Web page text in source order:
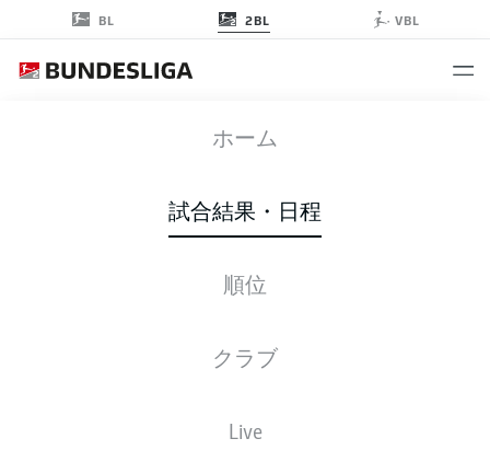
BL 2BL VBL
ホーム
試合結果・日程
順位
クラブ
Live
EBS BSC
スターティングメンバー